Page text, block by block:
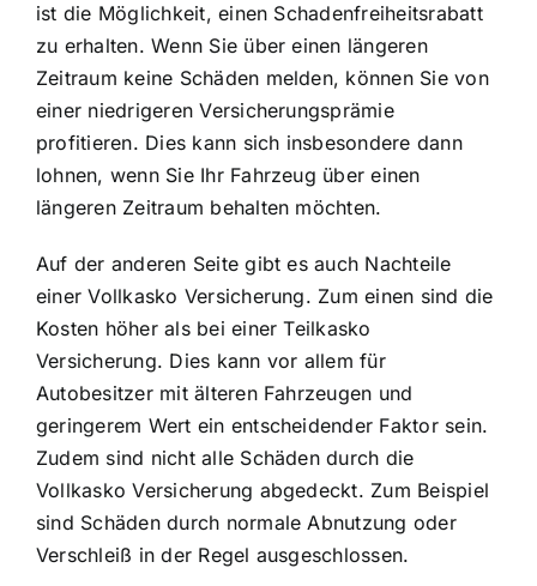
ist die Möglichkeit, einen Schadenfreiheitsrabatt
zu erhalten. Wenn Sie über einen längeren
Zeitraum keine Schäden melden, können Sie von
einer niedrigeren Versicherungsprämie
profitieren. Dies kann sich insbesondere dann
lohnen, wenn Sie Ihr Fahrzeug über einen
längeren Zeitraum behalten möchten.
Auf der anderen Seite gibt es auch Nachteile
einer Vollkasko Versicherung. Zum einen sind die
Kosten höher als bei einer Teilkasko
Versicherung. Dies kann vor allem für
Autobesitzer mit älteren Fahrzeugen und
geringerem Wert ein entscheidender Faktor sein.
Zudem sind nicht alle Schäden durch die
Vollkasko Versicherung abgedeckt. Zum Beispiel
sind Schäden durch normale Abnutzung oder
Verschleiß in der Regel ausgeschlossen.